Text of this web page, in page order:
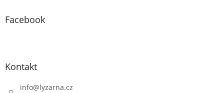
Facebook
Kontakt
info@lyzarna.cz